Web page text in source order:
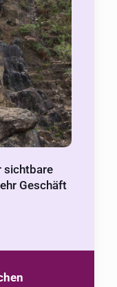
sichtbare
Geschäft